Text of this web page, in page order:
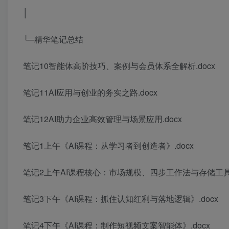
└─精华笔记总结
笔记10智能体高阶技巧、案例与会员体系全解析.docx
笔记11AI应用与创业的务实之路.docx
笔记12AI助力企业高效管理与场景应用.docx
笔记1上午《AI课程：从学习者到创造者》.docx
笔记2上午AI课程核心：市场规模、四步工作法与存储工
笔记3下午《AI课程：抓住认知红利与落地逻辑》.docx
笔记4下午《AI课程：制作短视频文案智能体》.docx